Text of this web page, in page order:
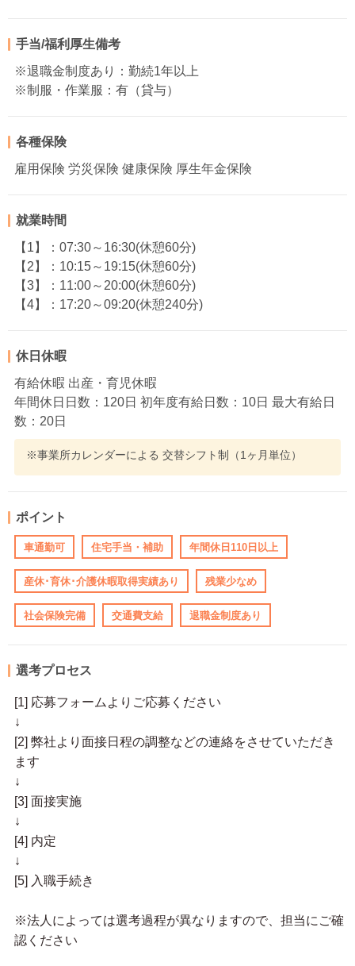
手当/福利厚生備考
※退職金制度あり：勤続1年以上
※制服・作業服：有（貸与）
各種保険
雇用保険 労災保険 健康保険 厚生年金保険
就業時間
【1】：07:30～16:30(休憩60分)
【2】：10:15～19:15(休憩60分)
【3】：11:00～20:00(休憩60分)
【4】：17:20～09:20(休憩240分)
休日休暇
有給休暇 出産・育児休暇
年間休日日数：120日 初年度有給日数：10日 最大有給日
数：20日
※事業所カレンダーによる 交替シフト制（1ヶ月単位）
ポイント
車通勤可 住宅手当・補助 年間休日110日以上
産休･育休･介護休暇取得実績あり 残業少なめ
社会保険完備 交通費支給 退職金制度あり
選考プロセス
[1] 応募フォームよりご応募ください
↓
[2] 弊社より面接日程の調整などの連絡をさせていただき
ます
↓
[3] 面接実施
↓
[4] 内定
↓
[5] 入職手続き
※法人によっては選考過程が異なりますので、担当にご確
認ください